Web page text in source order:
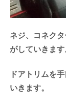
ネジ、コネク
がしていきます
ドアトリムを
いきます。